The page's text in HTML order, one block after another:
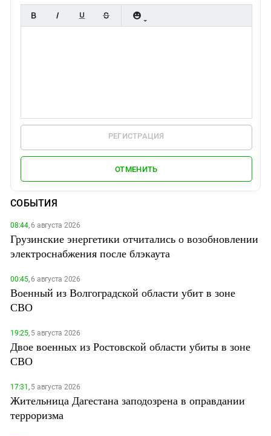
РЕГИСТРАЦИЯ
ОТМЕНИТЬ
СОБЫТИЯ
08:44,6 августа 2026
Грузинские энергетики отчитались о возобновлении
электроснабжения после блэкаута
00:45,6 августа 2026
Военный из Волгоградской области убит в зоне
СВО
19:25,5 августа 2026
Двое военных из Ростовской области убиты в зоне
СВО
17:31,5 августа 2026
Жительница Дагестана заподозрена в оправдании
терроризма